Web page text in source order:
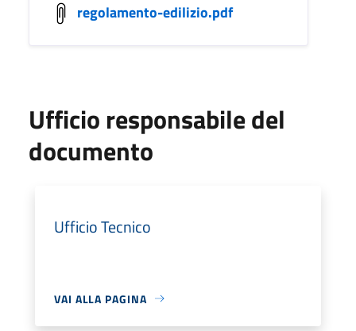
regolamento-edilizio.pdf
Ufficio responsabile del
documento
Ufficio Tecnico
VAI ALLA PAGINA